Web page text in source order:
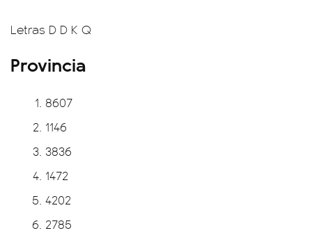
Letras D D K Q
Provincia
8607
1146
3836
1472
4202
2785